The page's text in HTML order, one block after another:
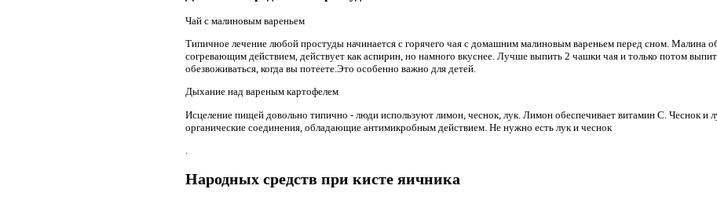
Чай с малиновым вареньем
Типичное лечение любой простуды начинается с горячего чая с домашним малиновым вареньем перед сном. Малина
согревающим действием, действует как аспирин, но намного вкуснее. Лучше выпить 2 чашки чая и только потом
обезвоживаться, когда вы потеете.Это особенно важно для детей.
Дыхание над вареным картофелем
Исцеление пищей довольно типично - люди используют лимон, чеснок, лук. Лимон обеспечивает витамин С. Чеснок и
органические соединения, обладающие антимикробным действием. Не нужно есть лук и чеснок
.
Народных средств при кисте яичника